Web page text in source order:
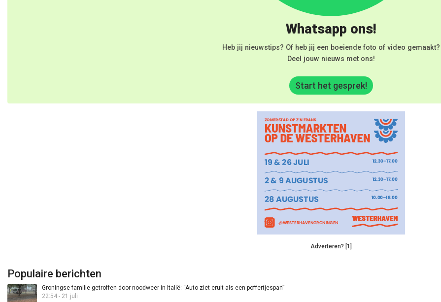
Whatsapp ons!
Heb jij nieuwstips? Of heb jij een boeiende foto of video gemaakt?
Deel jouw nieuws met ons!
Start het gesprek!
Adverteren? [1]
Populaire berichten
Groningse familie getroffen door noodweer in Italië: “Auto ziet eruit als een poffertjespan”
22:54 - 21 juli